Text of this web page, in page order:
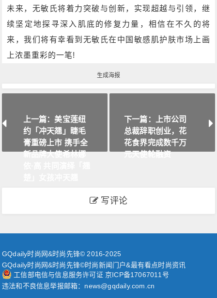
未来，无敏氏将着力突破与创新，实现超越与引领，继
续坚定地探寻深入肌底的修复力量，相信在不久的将
来，我们将有幸看到无敏氏在中国敏感肌护肤市场上画
上浓墨重彩的一笔!
生成海报
上一篇：美宝莲纽
约「冲天翘」睫毛
膏重磅上市 携手全
新品牌大使希林娜
下一篇：上市公司
总裁辞职创业，花
花食界完成数千万
元天使轮融资
写评论
GQdaily时尚网&时尚先锋© 2016-2025
GQdaily时尚网&时尚先锋©时尚新闻门户&最有看点时尚资讯
工信部电信与信息服务许可证 京ICP备17067011号
违法和不良信息举报邮箱：news@gqdaily.com.cn